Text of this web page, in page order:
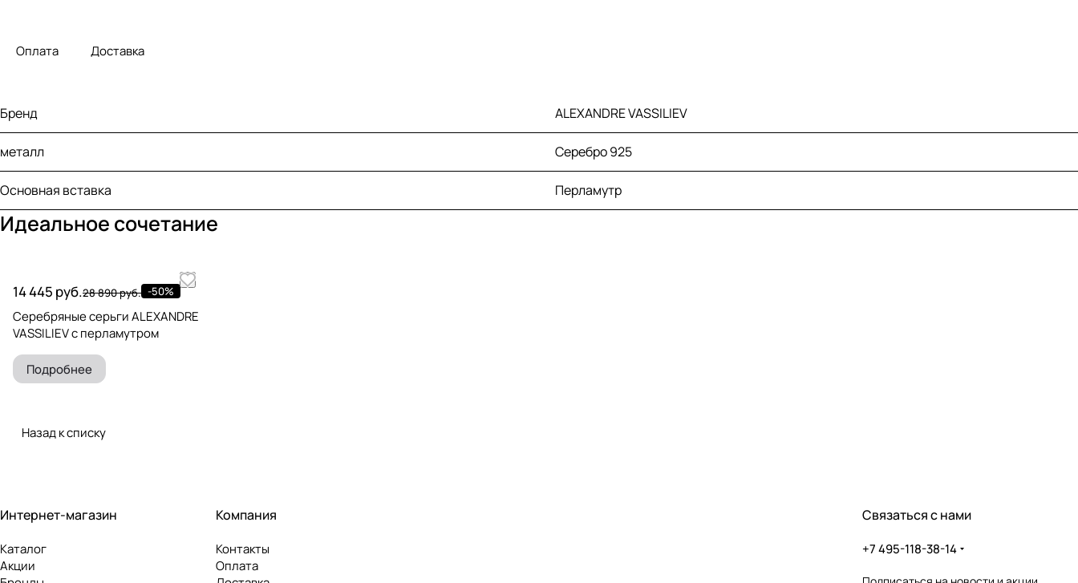
Оплата Доставка
Бренд ALEXANDRE VASSILIEV
металл Серебро 925
Основная вставка Перламутр
Идеальное сочетание
14 445 руб.28 890 руб. -50%
Серебряные серьги ALEXANDRE
VASSILIEV с перламутром
Подробнее
Назад к списку
Интернет-магазин
Каталог
Акции
Компания
Контакты
Оплата
Связаться с нами
+7 495-118-38-14